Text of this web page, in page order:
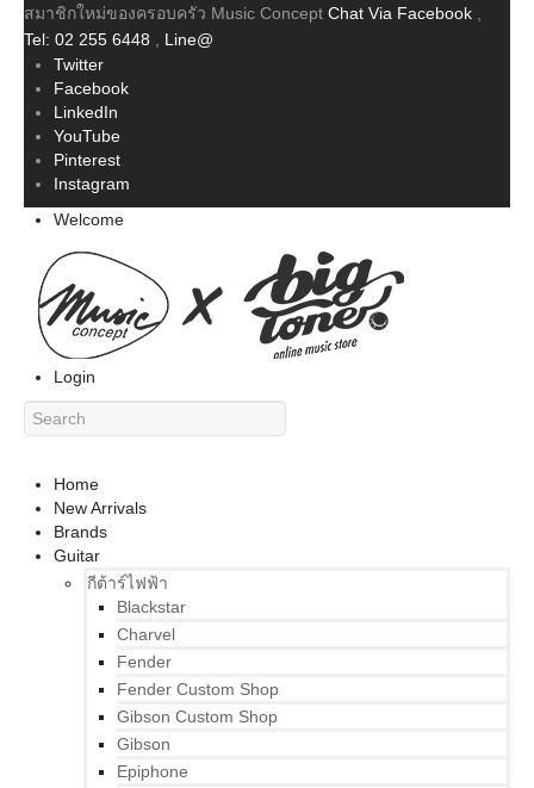
สมาชิกใหม่ของครอบครัว Music Concept Chat Via Facebook
Tel: 02 255 6448
Line@
Twitter
Facebook
LinkedIn
YouTube
Pinterest
Instagram
Welcome
Login
Home
New Arrivals
Brands
Guitar
กีต้าร์ไฟฟ้า
Blackstar
Charvel
Fender
Fender Custom Shop
Gibson Custom Shop
Gibson
Epiphone